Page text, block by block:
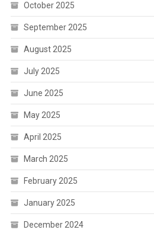
October 2025
September 2025
August 2025
July 2025
June 2025
May 2025
April 2025
March 2025
February 2025
January 2025
December 2024